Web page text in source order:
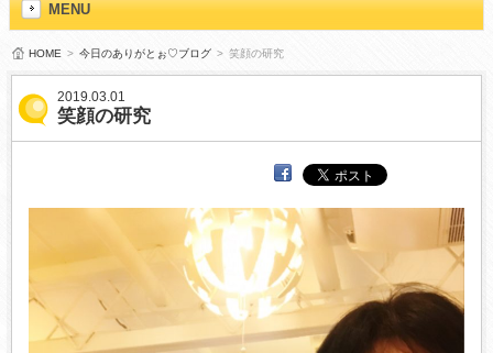
MENU
HOME > 今日のありがとぉ♡ブログ > 笑顔の研究
2019.03.01
笑顔の研究